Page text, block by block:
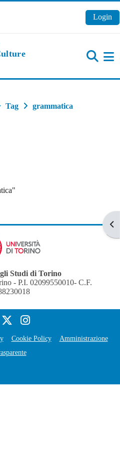
Login
Tag grammatica
Studi di Torino
- P.I. 02099550010- C.F.
Cookie Policy
Amministrazione